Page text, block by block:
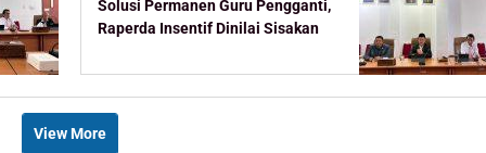
Solusi Permanen Guru Pengganti,
Raperda Insentif Dinilai Sisakan
View More